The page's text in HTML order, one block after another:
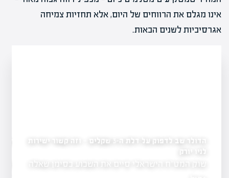
אינו מגלם את הרווחים של היום, אלא תחזיות צמיחה
אגרסיביות לשנים הבאות.
לדפוק על דלת ה-3 שקלים — וזה קשור ישירות
בסימן שאלה
כשהפצצות לא מספיקות: מדוע הזהב קורס דווקא
עכשיו?
ההיגיון הפשוט אומר שמלחמה טובה לזהב.